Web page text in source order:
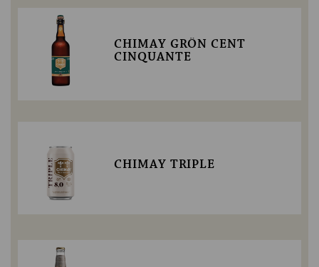
CHIMAY GRÖN CENT
CINQUANTE
CHIMAY TRIPLE